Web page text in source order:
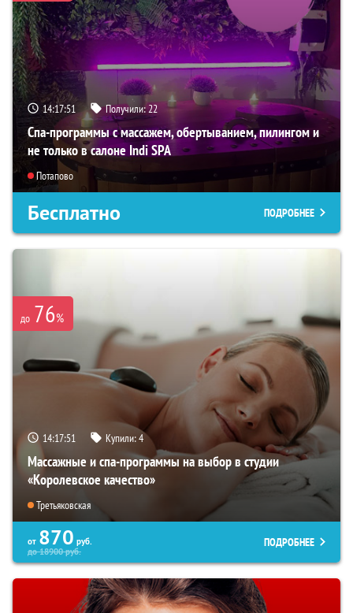
14:17:50 Получили:22
Спа-программы с массажем, обертыванием, пилингом и
не только в салоне Indi SPA
Потапово
Бесплатно ПОДРОБНЕЕ
до 76%
14:17:50 Купили:4
Массажные и спа-программы на выбор в студии
«Королевское качество»
Третьяковская
от 870 руб.
до18900руб.
ПОДРОБНЕЕ